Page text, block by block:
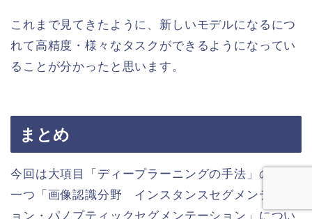
これまで見てきたように、新しいモデルになるにつ
れて高精度・様々なタスクができるようになってい
ることが分かったと思います。
まとめ
今回は大項目「ディープラーニングの手法」の中の
一つ「画像認識分野 インスタンスセグメンテーシ
ョン・パノプティックセグメンテーション」につい